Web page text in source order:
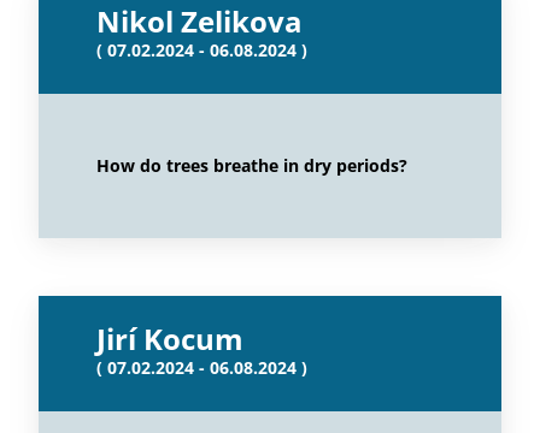
Nikol Zelikova
( 07.02.2024 - 06.08.2024 )
How do trees breathe in dry periods?
Jirí Kocum
( 07.02.2024 - 06.08.2024 )